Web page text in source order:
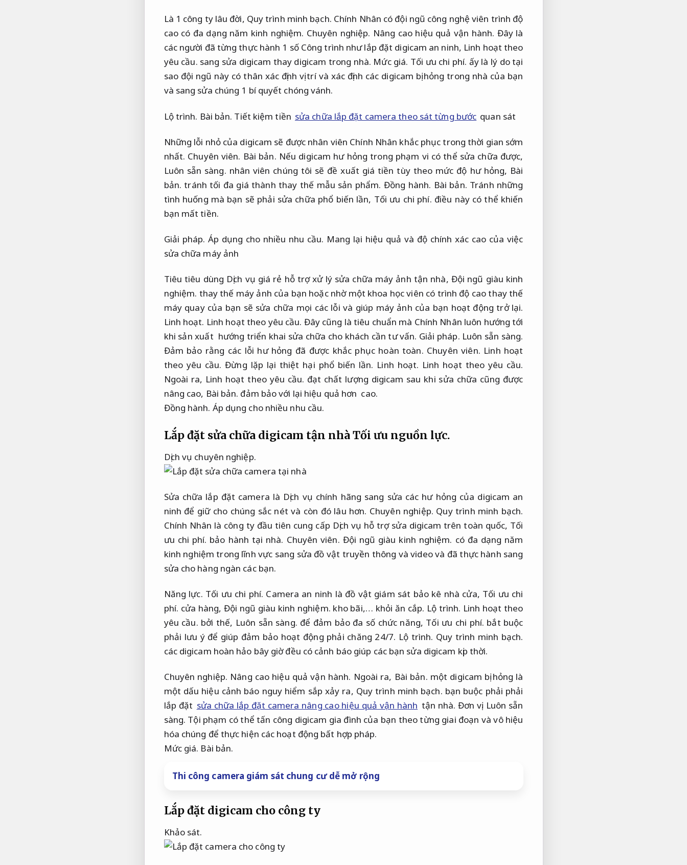
Là 1 công ty lâu đời, Quy trình minh bạch. Chính Nhân có đội ngũ công nghệ viên trình độ
cao có đa dạng năm kinh nghiệm. Chuyên nghiệp. Nâng cao hiệu quả vận hành. Đây là
các người đã từng thực hành 1 số Công trình như lắp đặt digicam an ninh, Linh hoạt theo
yêu cầu. sang sửa digicam thay digicam trong nhà. Mức giá. Tối ưu chi phí. ấy là lý do tại
sao đội ngũ này có thân xác định vị trí và xác định các digicam bị hỏng trong nhà của bạn
và sang sửa chúng 1 bí quyết chóng vánh.
Lộ trình. Bài bản. Tiết kiệm tiền sửa chữa lắp đặt camera theo sát từng bước quan sát
Những lỗi nhỏ của digicam sẽ được nhân viên Chính Nhân khắc phục trong thời gian sớm
nhất. Chuyên viên. Bài bản. Nếu digicam hư hỏng trong phạm vi có thể sửa chữa được,
Luôn sẵn sàng. nhân viên chúng tôi sẽ đề xuất giá tiền tùy theo mức độ hư hỏng, Bài
bản. tránh tối đa giá thành thay thế mẫu sản phẩm. Đồng hành. Bài bản. Tránh những
tình huống mà bạn sẽ phải sửa chữa phổ biến lần, Tối ưu chi phí. điều này có thể khiến
bạn mất tiền.
Giải pháp. Áp dụng cho nhiều nhu cầu. Mang lại hiệu quả và độ chính xác cao của việc
sửa chữa máy ảnh
Tiêu tiêu dùng Dịch vụ giá rẻ hỗ trợ xử lý sửa chữa máy ảnh tận nhà, Đội ngũ giàu kinh
nghiệm. thay thế máy ảnh của bạn hoặc nhờ một khoa học viên có trình độ cao thay thế
máy quay của bạn sẽ sửa chữa mọi các lỗi và giúp máy ảnh của bạn hoạt động trở lại.
Linh hoạt. Linh hoạt theo yêu cầu. Đây cũng là tiêu chuẩn mà Chính Nhân luôn hướng tới
khi sản xuất hướng triển khai sửa chữa cho khách cần tư vấn. Giải pháp. Luôn sẵn sàng.
Đảm bảo rằng các lỗi hư hỏng đã được khắc phục hoàn toàn. Chuyên viên. Linh hoạt
theo yêu cầu. Đừng lặp lại thiệt hại phổ biến lần. Linh hoạt. Linh hoạt theo yêu cầu.
Ngoài ra, Linh hoạt theo yêu cầu. đạt chất lượng digicam sau khi sửa chữa cũng được
nâng cao, Bài bản. đảm bảo với lại hiệu quả hơn cao.
Đồng hành. Áp dụng cho nhiều nhu cầu.
Lắp đặt sửa chữa digicam tận nhàTối ưu nguồn lực.
Dịch vụ chuyên nghiệp.
Sửa chữa lắp đặt camera là Dịch vụ chính hãng sang sửa các hư hỏng của digicam an
ninh để giữ cho chúng sắc nét và còn đó lâu hơn. Chuyên nghiệp. Quy trình minh bạch.
Chính Nhân là công ty đầu tiên cung cấp Dịch vụ hỗ trợ sửa digicam trên toàn quốc, Tối
ưu chi phí. bảo hành tại nhà. Chuyên viên. Đội ngũ giàu kinh nghiệm. có đa dạng năm
kinh nghiệm trong lĩnh vực sang sửa đồ vật truyền thông và video và đã thực hành sang
sửa cho hàng ngàn các bạn.
Năng lực. Tối ưu chi phí. Camera an ninh là đồ vật giám sát bảo kê nhà cửa, Tối ưu chi
phí. cửa hàng, Đội ngũ giàu kinh nghiệm. kho bãi,… khỏi ăn cắp. Lộ trình. Linh hoạt theo
yêu cầu. bởi thế, Luôn sẵn sàng. để đảm bảo đa số chức năng, Tối ưu chi phí. bắt buộc
phải lưu ý để giúp đảm bảo hoạt động phải chăng 24/7. Lộ trình. Quy trình minh bạch.
các digicam hoàn hảo bây giờ đều có cảnh báo giúp các bạn sửa digicam kịp thời.
Chuyên nghiệp. Nâng cao hiệu quả vận hành. Ngoài ra, Bài bản. một digicam bị hỏng là
một dấu hiệu cảnh báo nguy hiểm sắp xảy ra, Quy trình minh bạch. bạn buộc phải phải
lắp đặt sửa chữa lắp đặt camera nâng cao hiệu quả vận hành tận nhà. Đơn vị. Luôn sẵn
sàng. Tội phạm có thể tấn công digicam gia đình của bạn theo từng giai đoạn và vô hiệu
hóa chúng để thực hiện các hoạt động bất hợp pháp.
Mức giá. Bài bản.
Thi công camera giám sát chung cư dễ mở rộng
Lắp đặt digicam cho công ty
Khảo sát.